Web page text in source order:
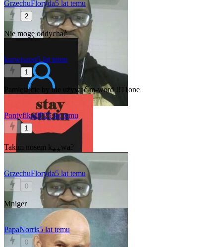
GrzechuFloryda5 lat temu
2
Nie mogę oddychać
kurwiszon5 lat temu
1
Pamiętajcie by nie używać m-word !!11one
PontyfikatJP25 lat temu
1
Takim nosem k⁎⁎wa?
GrzechuFloryda5 lat temu
0
Mniger
PapaNorris5 lat temu
0